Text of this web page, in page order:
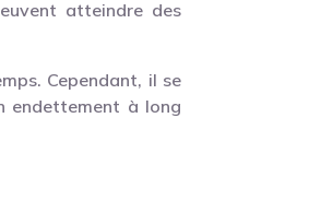
atteindre des
Cependant, il se
endettement à long